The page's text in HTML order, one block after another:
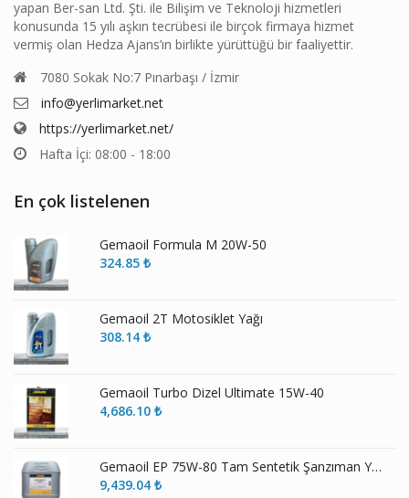
yapan Ber-san Ltd. Şti. ile Bilişim ve Teknoloji hizmetleri
konusunda 15 yılı aşkın tecrübesi ile birçok firmaya hizmet
vermiş olan Hedza Ajans’ın birlikte yürüttüğü bir faaliyettir.
7080 Sokak No:7 Pınarbaşı / İzmir
info@yerlimarket.net
https://yerlimarket.net/
Hafta İçi: 08:00 - 18:00
En çok listelenen
Gemaoil Formula M 20W-50
324.85 ₺
Gemaoil 2T Motosiklet Yağı
308.14 ₺
Gemaoil Turbo Dizel Ultimate 15W-40
4,686.10 ₺
Gemaoil EP 75W-80 Tam Sentetik Şanzıman Yağı
9,439.04 ₺